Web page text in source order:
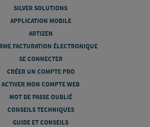
SILVER SOLUTIONS
APPLICATION MOBILE
ARTIZEN
FACTURATION ÉLECTRONIQUE
SE CONNECTER
CRÉER UN COMPTE PRO
ACTIVER MON COMPTE WEB
MOT DE PASSE OUBLIÉ
CONSEILS TECHNIQUES
GUIDE ET CONSEILS